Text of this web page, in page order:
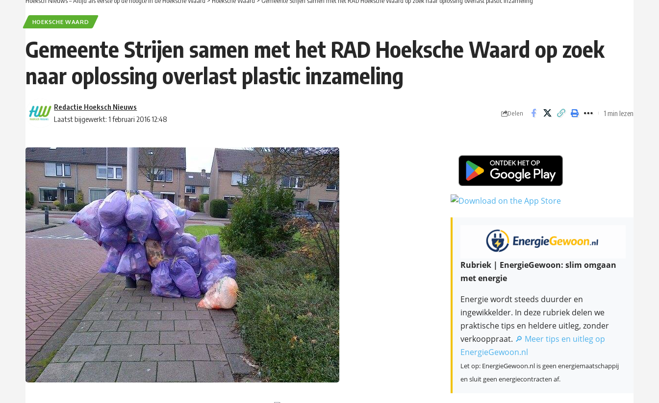
HOEKSCHE WAARD
Gemeente Strijen samen met het RAD Hoeksche Waard op zoek
naar oplossing overlast plastic inzameling
Laatst bijgewerkt: 1 februari 2016 12:48
Redactie Hoeksch Nieuws
Delen 1 min lezen
Rubriek | EnergieGewoon: slim omgaan
met energie
Energie wordt steeds duurder en
ingewikkelder. In deze rubriek delen we
praktische tips en heldere uitleg, zonder
verkooppraat. 🔎 Meer tips en uitleg op
EnergieGewoon.nl
Let op: EnergieGewoon.nl is geen energiemaatschappij
en sluit geen energiecontracten af.